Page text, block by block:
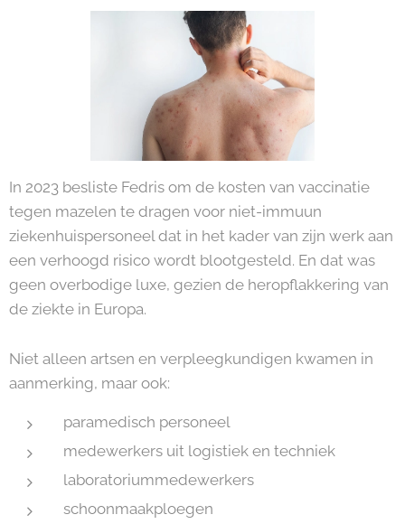
In 2023 besliste Fedris om de kosten van vaccinatie
tegen mazelen te dragen voor niet-immuun
ziekenhuispersoneel dat in het kader van zijn werk aan
een verhoogd risico wordt blootgesteld. En dat was
geen overbodige luxe, gezien de heropflakkering van
de ziekte in Europa.
Niet alleen artsen en verpleegkundigen kwamen in
aanmerking, maar ook:
paramedisch personeel
medewerkers uit logistiek en techniek
laboratoriummedewerkers
schoonmaakploegen